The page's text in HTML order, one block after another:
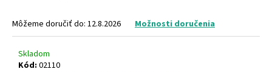
Môžeme doručiť do: 12.8.2026 Možnosti doručenia
Skladom
Kód: 02110
O
d
p